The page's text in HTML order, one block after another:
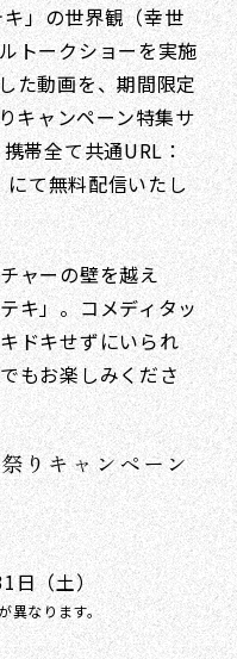
」の世界観（幸世
トークショーを実施
た動画を、期間限定
キャンペーン特集サ
帯全て共通URL：
にて無料配信いたし
ャーの壁を越え
キ」。コメディタッ
ドキせずにいられ
もお楽しみくださ
りキャンペーン
日（土）
異なります。